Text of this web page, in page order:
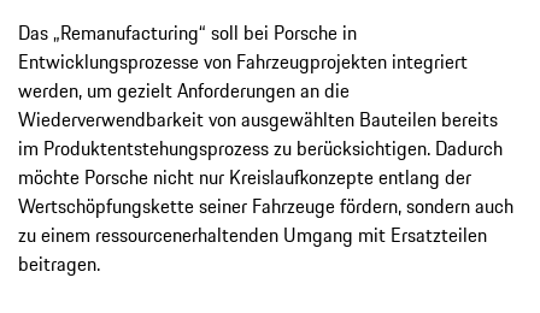
Das „Remanufacturing“ soll bei Porsche in
Entwicklungsprozesse von Fahrzeugprojekten integriert
werden, um gezielt Anforderungen an die
Wiederverwendbarkeit von ausgewählten Bauteilen bereits
im Produktentstehungsprozess zu berücksichtigen. Dadurch
möchte Porsche nicht nur Kreislaufkonzepte entlang der
Wertschöpfungskette seiner Fahrzeuge fördern, sondern auch
zu einem ressourcenerhaltenden Umgang mit Ersatzteilen
beitragen.